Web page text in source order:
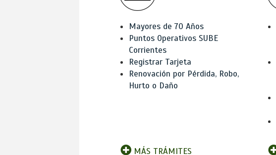
Mayores de 70 Años
Puntos Operativos SUBE
Corrientes
Registrar Tarjeta
Renovación por Pérdida, Robo,
Hurto o Daño
MÁS TRÁMITES